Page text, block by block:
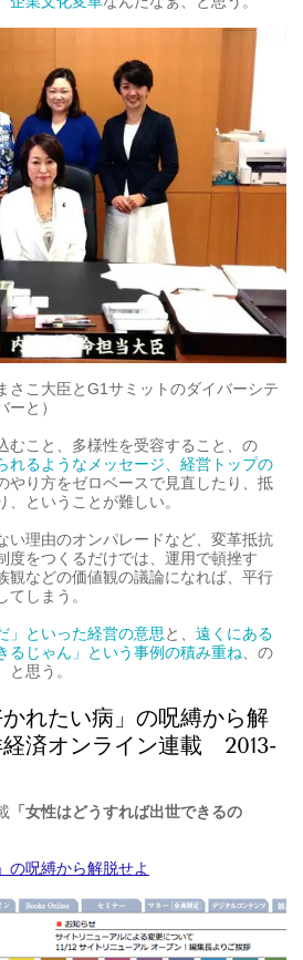
さこ大臣とG1サミットのダイバーシテ
ーと）
むこと、多様性を受容すること、の
れるようなメッセージ、経営トップの
やり方をゼロベースで見直したり、抵
ということが難しい。
い理由のオンパレードなど、変革抵抗
度をつくるだけでは、運用で頓挫す
観などの価値観の議論になれば、平行
しまう。
」といった経営の意思と、 遠くにある
るじゃん」という事例の積み重ね 、の
思う。
かれたい病」の呪縛から解
経済オンライン連載 2013-
「女性はどうすれば出世できるの
の呪縛から解脱せよ